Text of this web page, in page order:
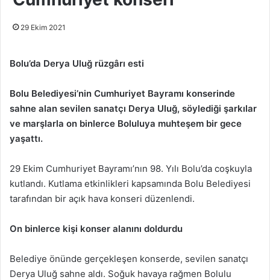
29 Ekim 2021
Bolu’da Derya Uluğ rüzgârı esti
Bolu Belediyesi’nin Cumhuriyet Bayramı konserinde
sahne alan sevilen sanatçı Derya Uluğ, söylediği şarkılar
ve marşlarla on binlerce Boluluya muhteşem bir gece
yaşattı.
29 Ekim Cumhuriyet Bayramı’nın 98. Yılı Bolu’da coşkuyla
kutlandı. Kutlama etkinlikleri kapsamında Bolu Belediyesi
tarafından bir açık hava konseri düzenlendi.
On binlerce kişi konser alanını doldurdu
Belediye önünde gerçekleşen konserde, sevilen sanatçı
Derya Uluğ sahne aldı. Soğuk havaya rağmen Bolulu